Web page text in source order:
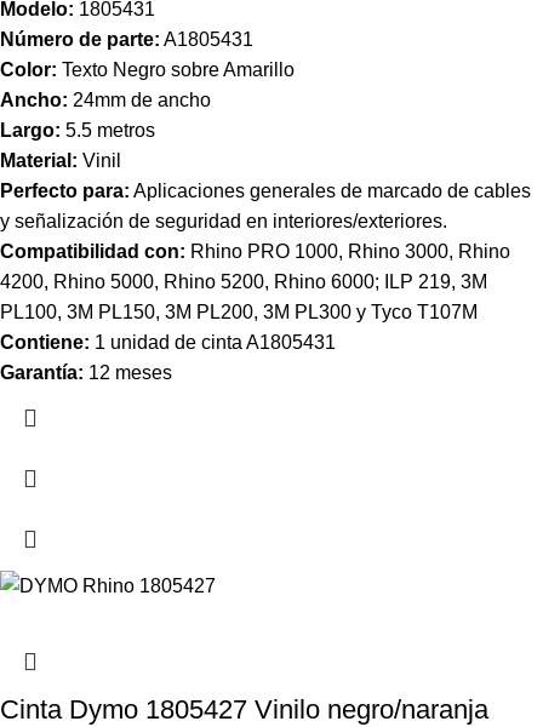
Modelo: 1805431
Número de parte: A1805431
Color: Texto Negro sobre Amarillo
Ancho: 24mm de ancho
Largo: 5.5 metros
Material: Vinil
Perfecto para: Aplicaciones generales de marcado de cables
y señalización de seguridad en interiores/exteriores.
Compatibilidad con: Rhino PRO 1000, Rhino 3000, Rhino
4200, Rhino 5000, Rhino 5200, Rhino 6000; ILP 219, 3M
PL100, 3M PL150, 3M PL200, 3M PL300 y Tyco T107M
Contiene: 1 unidad de cinta A1805431
Garantía: 12 meses
Cinta Dymo 1805427 Vinilo negro/naranja